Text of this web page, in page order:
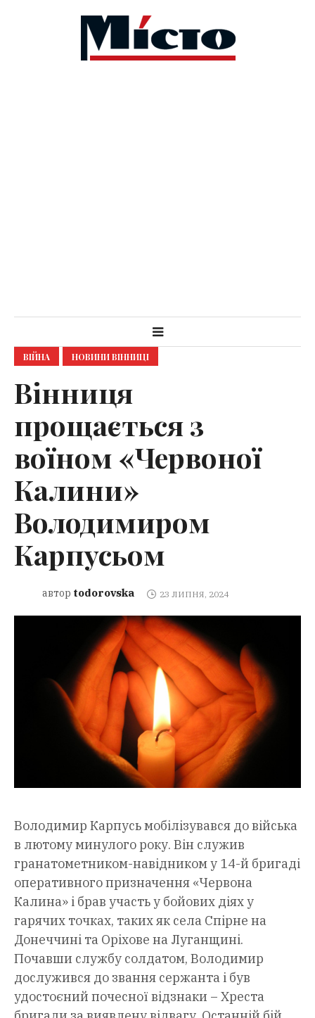
ВІЙНА НОВИНИ ВІННИЦІ
Вінниця
прощається з
воїном «Червоної
Калини»
Володимиром
Карпусьом
автор todorovska 23 ЛИПНЯ, 2024
Володимир Карпусь мобілізувався до війська
в лютому минулого року. Він служив
гранатометником-навідником у 14-й бригаді
оперативного призначення «Червона
Калина» і брав участь у бойових діях у
гарячих точках, таких як села Спірне на
Донеччині та Оріхове на Луганщині.
Почавши службу солдатом, Володимир
дослужився до звання сержанта і був
удостоєний почесної відзнаки – Хреста